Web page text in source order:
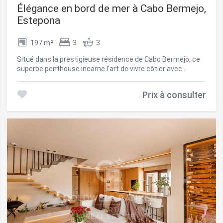
Élégance en bord de mer à Cabo Bermejo,
Estepona
197 m² 3 3
Situé dans la prestigieuse résidence de Cabo Bermejo, ce
superbe penthouse incarne l'art de vivre côtier avec
équilibre entre dynamisme et sérénité. Les résidents
soigneusement agencé, prolongé harmonieusement par
une vaste terrasse de 166 m². De là, une vue panoramique
sur la mer s'offre à vous, idéale pour admirer le lever du
soleil ou profiter de soirées paisibles. Véritable havre de
bien-être, la terrasse dispose d'un jacuzzi et d'un sauna
privés. L'intérieur reflète l'excellence de l'artisanat
allemand, où la précision rencontre un design intemporel.
Les espaces de vie ouverts et lumineux sont baignés de
lumière naturelle grâce aux baies vitrées pleine hauteur,
Prix à consulter